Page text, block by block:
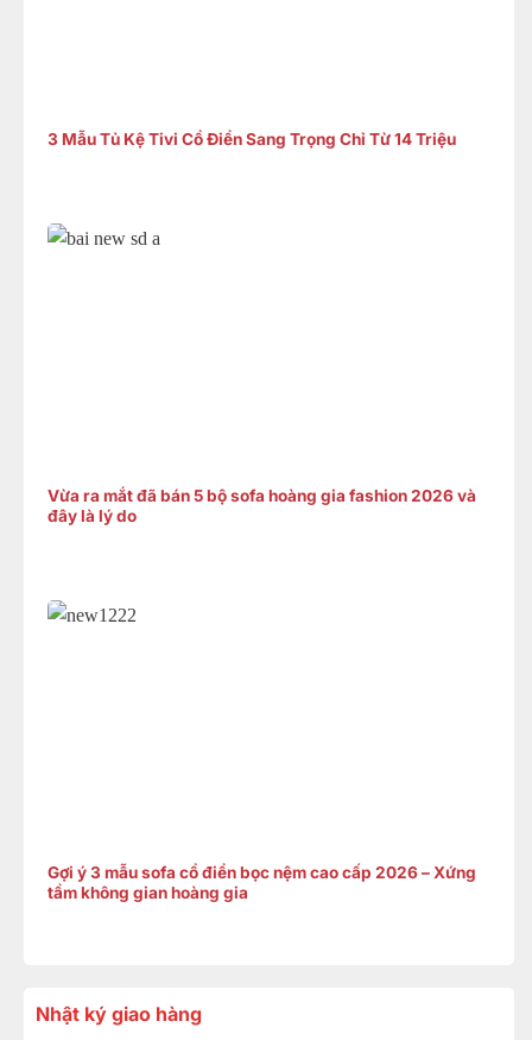
3 Mẫu Tủ Kệ Tivi Cổ Điển Sang Trọng Chỉ Từ 14 Triệu
Vừa ra mắt đã bán 5 bộ sofa hoàng gia fashion 2026 và
đây là lý do
Gợi ý 3 mẫu sofa cổ điển bọc nệm cao cấp 2026 – Xứng
tầm không gian hoàng gia
Nhật ký giao hàng